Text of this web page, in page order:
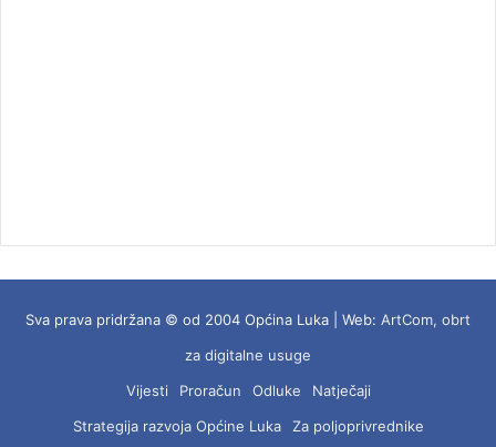
Sva prava pridržana © od 2004 Općina Luka | Web: ArtCom, obrt
za digitalne usuge
Vijesti
Proračun Odluke
Natječaji
Strategija razvoja Općine Luka
Za poljoprivrednike